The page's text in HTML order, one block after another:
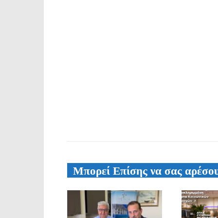
Μπορεί Επίσης να σας